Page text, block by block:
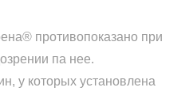
противопоказано при
па нее.
у которых установлена